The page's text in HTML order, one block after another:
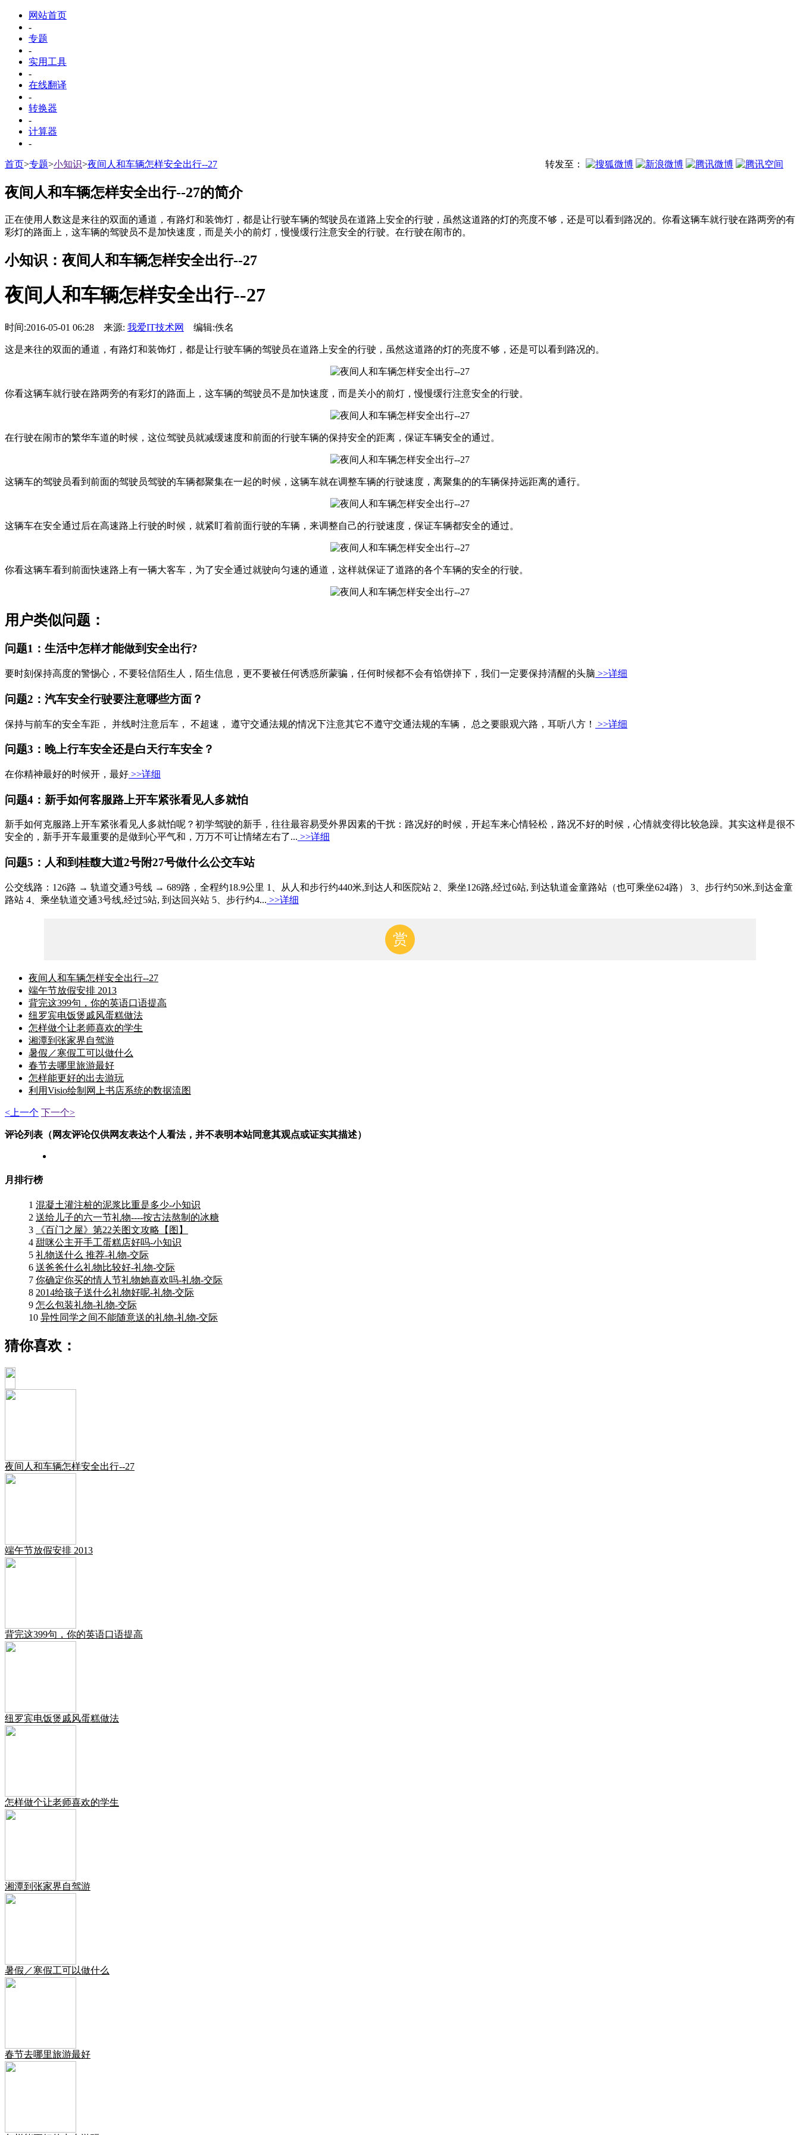
网站首页
-
专题
-
实用工具
-
在线翻译
-
转换器
-
计算器
-
首页>专题>小知识>夜间人和车辆怎样安全出行--27 转发至：
夜间人和车辆怎样安全出行--27的简介
正在使用人数这是来往的双面的通道，有路灯和装饰灯，都是让行驶车辆的驾驶员在道路上安全的行驶，虽然这道路的灯的亮度不够，还是可以看到路况的。你看这辆车就行驶在路两旁的有
彩灯的路面上，这车辆的驾驶员不是加快速度，而是关小的前灯，慢慢缓行注意安全的行驶。在行驶在闹市的。
小知识：夜间人和车辆怎样安全出行--27
夜间人和车辆怎样安全出行--27
时间:2016-05-01 06:28 来源: 我爱IT技术网 编辑:佚名
这是来往的双面的通道，有路灯和装饰灯，都是让行驶车辆的驾驶员在道路上安全的行驶，虽然这道路的灯的亮度不够，还是可以看到路况的。
你看这辆车就行驶在路两旁的有彩灯的路面上，这车辆的驾驶员不是加快速度，而是关小的前灯，慢慢缓行注意安全的行驶。
在行驶在闹市的繁华车道的时候，这位驾驶员就减缓速度和前面的行驶车辆的保持安全的距离，保证车辆安全的通过。
这辆车的驾驶员看到前面的驾驶员驾驶的车辆都聚集在一起的时候，这辆车就在调整车辆的行驶速度，离聚集的的车辆保持远距离的通行。
这辆车在安全通过后在高速路上行驶的时候，就紧盯着前面行驶的车辆，来调整自己的行驶速度，保证车辆都安全的通过。
你看这辆车看到前面快速路上有一辆大客车，为了安全通过就驶向匀速的通道，这样就保证了道路的各个车辆的安全的行驶。
用户类似问题：
问题1：生活中怎样才能做到安全出行?
要时刻保持高度的警惕心，不要轻信陌生人，陌生信息，更不要被任何诱惑所蒙骗，任何时候都不会有馅饼掉下，我们一定要保持清醒的头脑 >>详细
问题2：汽车安全行驶要注意哪些方面？
保持与前车的安全车距， 并线时注意后车， 不超速， 遵守交通法规的情况下注意其它不遵守交通法规的车辆， 总之要眼观六路，耳听八方！ >>详细
问题3：晚上行车安全还是白天行车安全？
在你精神最好的时候开，最好 >>详细
问题4：新手如何客服路上开车紧张看见人多就怕
新手如何克服路上开车紧张看见人多就怕呢？初学驾驶的新手，往往最容易受外界因素的干扰：路况好的时候，开起车来心情轻松，路况不好的时候，心情就变得比较急躁。其实这样是很不
安全的，新手开车最重要的是做到心平气和，万万不可让情绪左右了... >>详细
问题5：人和到桂馥大道2号附27号做什么公交车站
公交线路：126路 → 轨道交通3号线 → 689路，全程约18.9公里 1、从人和步行约440米,到达人和医院站 2、乘坐126路,经过6站, 到达轨道金童路站（也可乘坐624路） 3、步行约50米,到达金童
路站 4、乘坐轨道交通3号线,经过5站, 到达回兴站 5、步行约4... >>详细
赏
夜间人和车辆怎样安全出行--27
端午节放假安排 2013
背完这399句，你的英语口语提高
纽罗宾电饭煲戚风蛋糕做法
怎样做个让老师喜欢的学生
湘潭到张家界自驾游
暑假／寒假工可以做什么
春节去哪里旅游最好
怎样能更好的出去游玩
利用Visio绘制网上书店系统的数据流图
<上一个 下一个>
评论列表（网友评论仅供网友表达个人看法，并不表明本站同意其观点或证实其描述）
月排行榜
1 混凝土灌注桩的泥浆比重是多少-小知识
2 送给儿子的六一节礼物----按古法熬制的冰糖
3
《百门之屋》第22关图文攻略【图】
4 甜咪公主开手工蛋糕店好吗-小知识
5 礼物送什么 推荐-礼物-交际
6 送爸爸什么礼物比较好-礼物-交际
7 你确定你买的情人节礼物她喜欢吗-礼物-交际
8 2014给孩子送什么礼物好呢-礼物-交际
9 怎么包装礼物-礼物-交际
10 异性同学之间不能随意送的礼物-礼物-交际
猜你喜欢：
夜间人和车辆怎样安全出行--27
端午节放假安排 2013
背完这399句，你的英语口语提高
纽罗宾电饭煲戚风蛋糕做法
怎样做个让老师喜欢的学生
湘潭到张家界自驾游
暑假／寒假工可以做什么
春节去哪里旅游最好